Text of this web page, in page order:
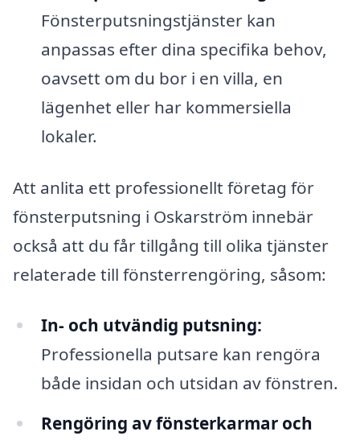
Fönsterputsningstjänster kan
anpassas efter dina specifika behov,
oavsett om du bor i en villa, en
lägenhet eller har kommersiella
lokaler.
Att anlita ett professionellt företag för
fönsterputsning i Oskarström innebär
också att du får tillgång till olika tjänster
relaterade till fönsterrengöring, såsom:
In- och utvändig putsning:
Professionella putsare kan rengöra
både insidan och utsidan av fönstren.
Rengöring av fönsterkarmar och